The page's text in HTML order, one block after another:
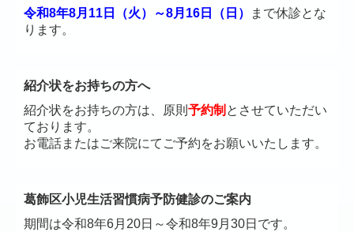
令和8年8月11日（火）～8月16日（日）
まで休診とな
ります。
紹介状をお持ちの方へ
紹介状をお持ちの方は、原則 予約制 とさせていただい
ております。
お電話またはご来院にてご予約をお願いいたします。
葛飾区小児生活習慣病予防健診のご案内
期間は令和8年6月20日～令和8年9月30日です。